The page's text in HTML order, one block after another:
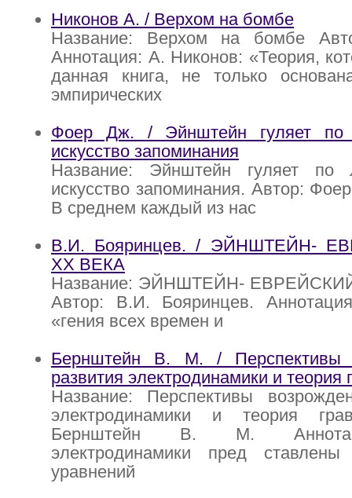
Никонов А. / Верхом на бомбе
Название: Верхом на бомбе
Аннотация: А. Никонов: «Теория,
данная книга, не только
эмпирических
Фоер Дж. / Эйнштейн гуляет по
искусство запоминания
Название: Эйнштейн гуляет
искусство запоминания. Автор:
В среднем каждый из нас
В.И. Бояринцев. / ЭЙНШТЕЙН-
ХХ ВЕКА
Название: ЭЙНШТЕЙН-
Автор: В.И. Бояринцев.
«гения всех времен и
Бернштейн В. М. / Перспективы
развития электродинамики и теория
Название: Перспективы
электродинамики и теория
Бернштейн В. М.
электродинамики пред
уравнений